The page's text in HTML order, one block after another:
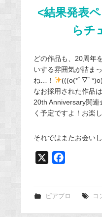
<結果発表
らチ
どの作品も、20周年
いする雰囲気が詰ま
ね…！
(((o(*ﾟ▽ﾟ
なお採用された作品
20th Anniversary関
く予定ですよ！お楽
それではまたお会い
e
ピアプロ コ